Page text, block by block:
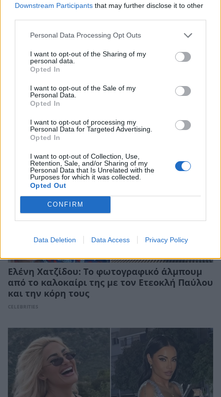
Downstream Participants that may further disclose it to other
Personal Data Processing Opt Outs
I want to opt-out of the Sharing of my
personal data.
Opted In
I want to opt-out of the Sale of my
Personal Data.
Opted In
I want to opt-out of processing my
Personal Data for Targeted Advertising.
Opted In
I want to opt-out of Collection, Use,
Retention, Sale, and/or Sharing of my
Personal Data that Is Unrelated with the
Purposes for which it was collected.
Opted Out
CONFIRM
Data Deletion Data Access Privacy Policy
Αλεξάνδρα Νίκα: Η νέα φωτογραφία της
μικρής Μιράντας από τις οικογενειακές
διακοπές
Ελένη Χατζίδου: Το φωτογραφικό άλμπουμ
από το καλοκαίρι της με τον Ετεοκλή Παύλου
και την κόρη τους
CELEBRITIES